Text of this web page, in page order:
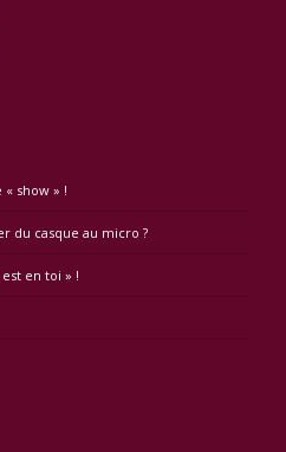
« show » !
du casque au micro ?
en toi » !